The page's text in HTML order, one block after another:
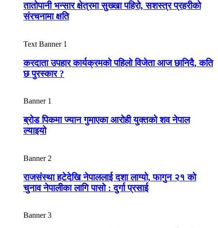
तातोपानी भन्सार क्षेत्रमा सुख्खा पहिरो, सशस्त्र प्रहरीको
संरचनामा क्षति
Text Banner 1
करदाता उपहार कार्यक्रमको पहिलो विजेता आज छानिदै, कति
छ पुरस्कार ?
Banner 1
ब्रोड पिकमा ज्यान गुमाएका आरोही युक्तको शव नेपाल
ल्याइयो
Banner 2
राजसंस्था हटेदेखि नेपाललाई दशा लाग्यो, फागुन २१ को
चुनाव नेपालीका लागि पासो : दुर्गा प्रसाई
Banner 3